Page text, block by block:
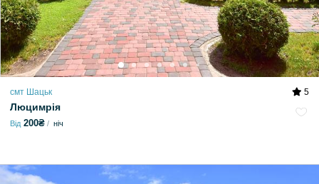
смт Шацьк 5
Люцимрія
Від 200₴ ніч